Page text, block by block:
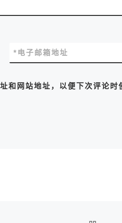
电子邮箱地址
*
和网站地址，以便下次评论时